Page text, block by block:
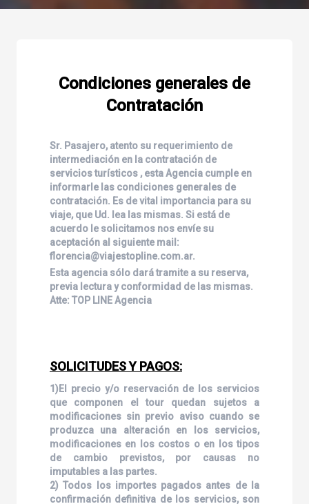
Condiciones generales de
Contratación
Sr. Pasajero, atento su requerimiento de
intermediación en la contratación de
servicios turísticos , esta Agencia cumple en
informarle las condiciones generales de
contratación. Es de vital importancia para su
viaje, que Ud. lea las mismas. Si está de
acuerdo le solicitamos nos envíe su
aceptación al siguiente mail:
florencia@viajestopline.com.ar.
Esta agencia sólo dará tramite a su reserva,
previa lectura y conformidad de las mismas.
Atte: TOP LINE Agencia
SOLICITUDES Y PAGOS:
1)El precio y/o reservación de los servicios
que componen el tour quedan sujetos a
modificaciones sin previo aviso cuando se
produzca una alteración en los servicios,
modificaciones en los costos o en los tipos
de cambio previstos, por causas no
imputables a las partes.
2) Todos los importes pagados antes de la
confirmación definitiva de los servicios, son